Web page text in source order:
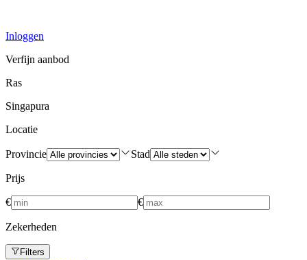
Inloggen
Verfijn aanbod
Ras
Singapura
Locatie
Provincie Stad
Prijs
€ €
Zekerheden
Filters